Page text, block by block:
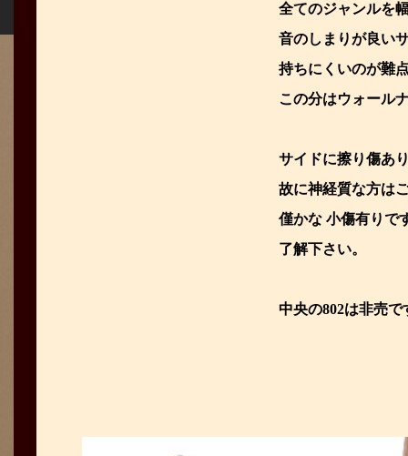
全てのジャンルを
音のしまりが良い
持ちにくいのが難
この分はウォール
サイドに擦り傷あ
故に神経質な方は
僅かな 小傷有りで
了解下さい。
中央の802は非売で